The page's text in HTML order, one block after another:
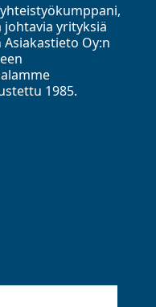
johtavia yrityksiä
Oy:n
1985.